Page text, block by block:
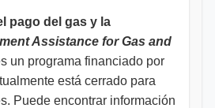
pago del gas y la
Assistance for Gas and
un programa financiado por
está cerrado para
Puede encontrar información